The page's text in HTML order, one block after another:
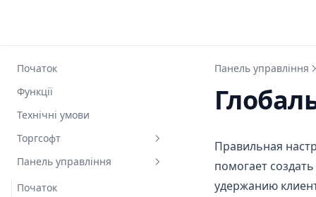
Початок
Функції
Технічні умови
Торгсофт
Початок
Вид товару
Панель управління
Початок
Панель управління
Правильная
помогает
удержанию